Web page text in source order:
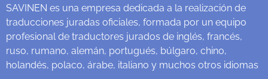
SAVINEN es una empresa dedicada a la realización de
traducciones juradas oficiales, formada por un equipo
profesional de traductores jurados de inglés, francés,
ruso, rumano, alemán, portugués, búlgaro, chino,
holandés, polaco, árabe, italiano y muchos otros idiomas